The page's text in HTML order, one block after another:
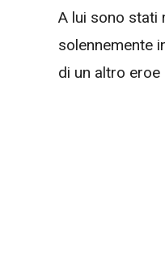
A lui sono stati
solennemente
di un altro eroe